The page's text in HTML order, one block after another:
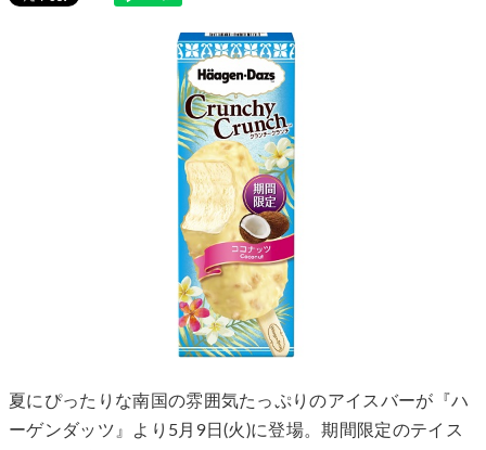
夏にぴったりな南国の雰囲気たっぷりのアイスバーが『ハ
ーゲンダッツ』より5月9日(火)に登場。期間限定のテイス